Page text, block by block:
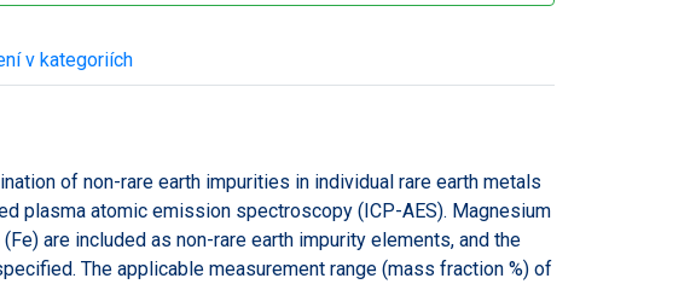
v kategoriích
of non-rare earth impurities in individual rare earth metals
plasma atomic emission spectroscopy (ICP-AES). Magnesium
are included as non-rare earth impurity elements, and the
The applicable measurement range (mass fraction %) of